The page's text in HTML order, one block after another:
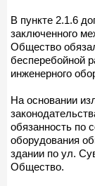
В пункте 2.1.6
заключенного
Общество
бесперебойной
инженерного
На основании
обязанность по
оборудования
здании по ул.
Общество.